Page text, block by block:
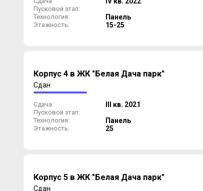
Пусковой этап:
Технология:
Панель
Этажность: 15-25
Корпус 4 в ЖК "Белая Дача парк"
Сдан
Сдача: III кв. 2021
Пусковой этап:
Технология:
Панель
Этажность: 25
Корпус 5 в ЖК "Белая Дача парк"
Сдан